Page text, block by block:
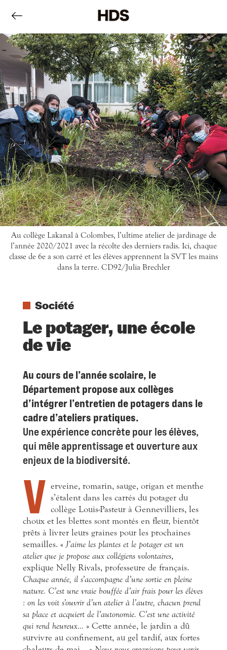
Au collège Lakanal à Colombes, l’ultime atelier de jardinage de
l’année 2020/2021 avec la récolte des derniers radis. Ici, chaque
classe de 6e a son carré et les élèves apprennent la SVT les mains
dans la terre. CD92/Julia Brechler
Société
Le potager, une école
de vie
Au cours de l’année scolaire, le
Département propose aux collèges
d’intégrer l’entretien de potagers dans le
cadre d’ateliers pratiques.
Une expérience concrète pour les élèves,
qui mêle apprentissage et ouverture aux
enjeux de la biodiversité.
V erveine, romarin, sauge, origan et menthe
s’étalent dans les carrés du potager du
collège Louis-Pasteur à Gennevilliers, les
choux et les blettes sont montés en fleur, bientôt
prêts à livrer leurs graines pour les prochaines
semailles. «J’aime les plantes et le potager est un
atelier que je propose aux collégiens volontaires,
explique Nelly Rivals, professeure de français.
Chaque année, il s’accompagne d’une sortie en pleine
nature. C’est une vraie bouffée d’air frais pour les élèves
: on les voit s’ouvrir d’un atelier à l’autre, chacun prend
sa place et acquiert de l’autonomie. C’est une activité
qui rend heureux… » Cette année, le jardin a dû
survivre au confinement, au gel tardif, aux fortes